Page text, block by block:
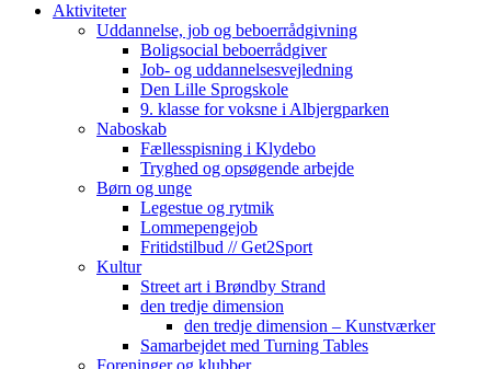
Aktiviteter
Uddannelse, job og beboerrådgivning
Boligsocial beboerrådgiver
Job- og uddannelsesvejledning
Den Lille Sprogskole
9. klasse for voksne i Albjergparken
Naboskab
Fællesspisning i Klydebo
Tryghed og opsøgende arbejde
Børn og unge
Legestue og rytmik
Lommepengejob
Fritidstilbud // Get2Sport
Kultur
Street art i Brøndby Strand
den tredje dimension
den tredje dimension – Kunstværker
Samarbejdet med Turning Tables
Foreninger og klubber